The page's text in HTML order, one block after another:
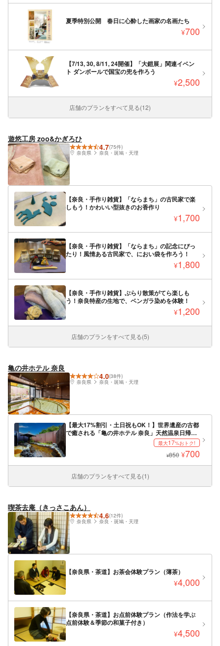
夏季特別公開 春日に心酔した画家の名画たち
¥700
【7/13, 30, 8/11, 24開催】「大鎧展」関連イベン
ト ダンボールで国宝の兜を作ろう
¥2,500
店舗のプランをすべて見る(12)
遊悠工房 zoo&かぎろひ
4.7(75件)
奈良県
奈良・斑鳩・天理
【奈良・手作り雑貨】「ならまち」の古民家で楽
しもう！かわいい型抜きのお香作り
¥1,700
【奈良・手作り雑貨】「ならまち」の記念にぴっ
たり！風情ある古民家で、におい袋を作ろう！
¥1,800
【奈良・手作り雑貨】ぶらり散策がてら楽しも
う！奈良特産の生地で、ベンガラ染めを体験！
¥1,200
店舗のプランをすべて見る(5)
亀の井ホテル 奈良
4.0(38件)
奈良県
奈良・斑鳩・天理
【最大17%割引・土日祝もOK！】世界遺産の古都
で癒される「亀の井ホテル 奈良」天然温泉日帰り
最大17%おトク!
¥850 ¥700
店舗のプランをすべて見る(1)
喫茶去庵（きっさこあん）
4.6(12件)
奈良県
奈良・斑鳩・天理
【奈良県・茶道】お茶会体験プラン（薄茶）
¥4,000
【奈良県・茶道】お点前体験プラン（作法を学ぶ
点前体験＆季節の和菓子付き）
¥4,500